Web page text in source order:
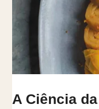
A Ciência